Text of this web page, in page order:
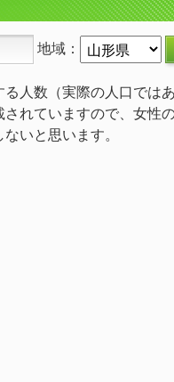
地域：
人数（実際の人口では
れていますので、女性
いと思います。